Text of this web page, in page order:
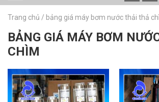
Trang chủ / bảng giá máy bơm nước thải thả
BẢNG GIÁ MÁY BƠM
CHÌM